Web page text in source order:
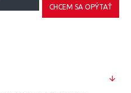
CHCEM SA OPÝTAŤ